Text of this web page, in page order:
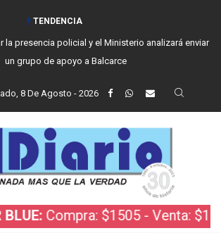
TENDENCIA
y concejales se manifestaron contra el proyecto
Inviolabilidad de la Propiedad Privada
8 De Agosto - 2026
$1505 - Venta: $1525 |